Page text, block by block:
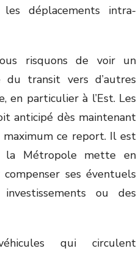
déplacements intra-
risquons de voir un
du transit vers d’autres
en particulier à l’Est. Les
anticipé dès maintenant
ce report. Il est
la Métropole mette en
ses éventuels
ou des
qui circulent